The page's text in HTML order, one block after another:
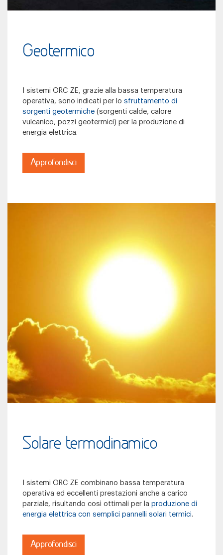
Geotermico
I sistemi ORC ZE, grazie alla bassa temperatura
operativa, sono indicati per lo sfruttamento di
sorgenti geotermiche (sorgenti calde, calore
vulcanico, pozzi geotermici) per la produzione di
energia elettrica.
Approfondisci
Solare termodinamico
I sistemi ORC ZE combinano bassa temperatura
operativa ed eccellenti prestazioni anche a carico
parziale, risultando così ottimali per la produzione di
energia elettrica con semplici pannelli solari termici.
Approfondisci